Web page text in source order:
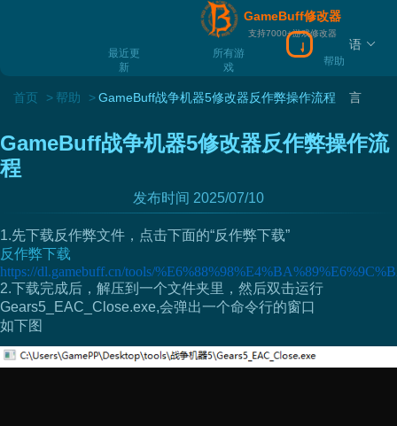
GameBuff修改器
支持7000+游戏修改器
最近更
新
所有游
戏
帮助
语
言
首页 帮助 GameBuff战争机器5修改器反作弊操作流程
GameBuff战争机器5修改器反作弊操作流
程
发布时间 2025/07/10
1.先下载反作弊文件，点击下面的“反作弊下载”
反作弊下载
https://dl.gamebuff.cn/tools/
2.下载完成后，解压到一个文件夹里，然后双击运行
Gears5_EAC_Close.exe,会弹出一个命令行的窗口
如下图